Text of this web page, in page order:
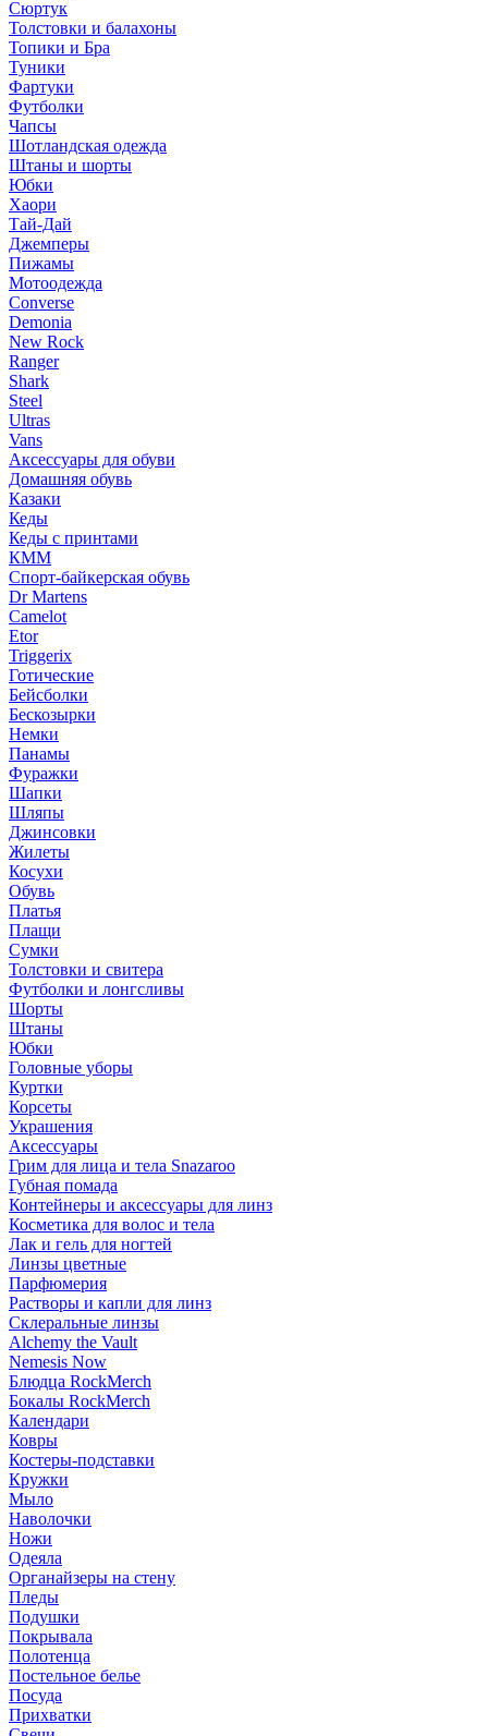
Сюртук
Толстовки и балахоны
Топики и Бра
Туники
Фартуки
Футболки
Чапсы
Шотландская одежда
Штаны и шорты
Юбки
Хаори
Тай-Дай
Джемперы
Пижамы
Мотоодежда
Converse
Demonia
New Rock
Ranger
Shark
Steel
Ultras
Vans
Аксессуары для обуви
Домашняя обувь
Казаки
Кеды
Кеды с принтами
КММ
Спорт-байкерская обувь
Dr Martens
Camelot
Etor
Triggerix
Готические
Бейсболки
Бескозырки
Немки
Панамы
Фуражки
Шапки
Шляпы
Джинсовки
Жилеты
Косухи
Обувь
Платья
Плащи
Сумки
Толстовки и свитера
Футболки и лонгсливы
Шорты
Штаны
Юбки
Головные уборы
Куртки
Корсеты
Украшения
Аксессуары
Грим для лица и тела Snazaroo
Губная помада
Контейнеры и аксессуары для линз
Косметика для волос и тела
Лак и гель для ногтей
Линзы цветные
Парфюмерия
Растворы и капли для линз
Склеральные линзы
Alchemy the Vault
Nemesis Now
Блюдца RockMerch
Бокалы RockMerch
Календари
Ковры
Костеры-подставки
Кружки
Мыло
Наволочки
Ножи
Одеяла
Органайзеры на стену
Пледы
Подушки
Покрывала
Полотенца
Постельное белье
Посуда
Прихватки